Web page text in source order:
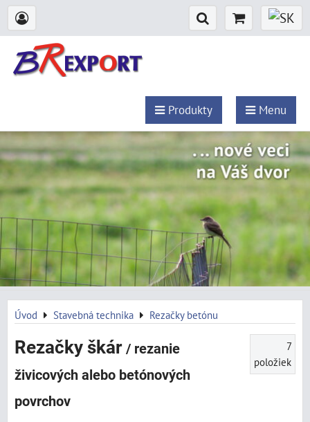
Produkty Menu
Úvod Stavebná technika Rezačky betónu
Rezačky škár / rezanie
živicových alebo betónových
povrchov
7
položiek